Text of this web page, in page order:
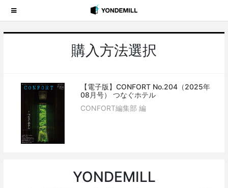
購入方法選択
【電子版】CONFORT No.204（2025年
08月号） つなぐホテル
CONFORT編集部 編
YONDEMILL